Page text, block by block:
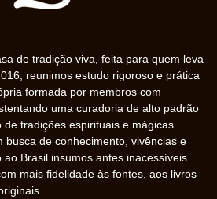
de tradição viva, feita para quem leva
reunimos estudo rigoroso e prática
formada por membros com
uma curadoria de alto padrão
tradições espirituais e mágicas.
busca de conhecimento, vivências e
Brasil insumos antes inacessíveis
mais fidelidade às fontes, aos livros